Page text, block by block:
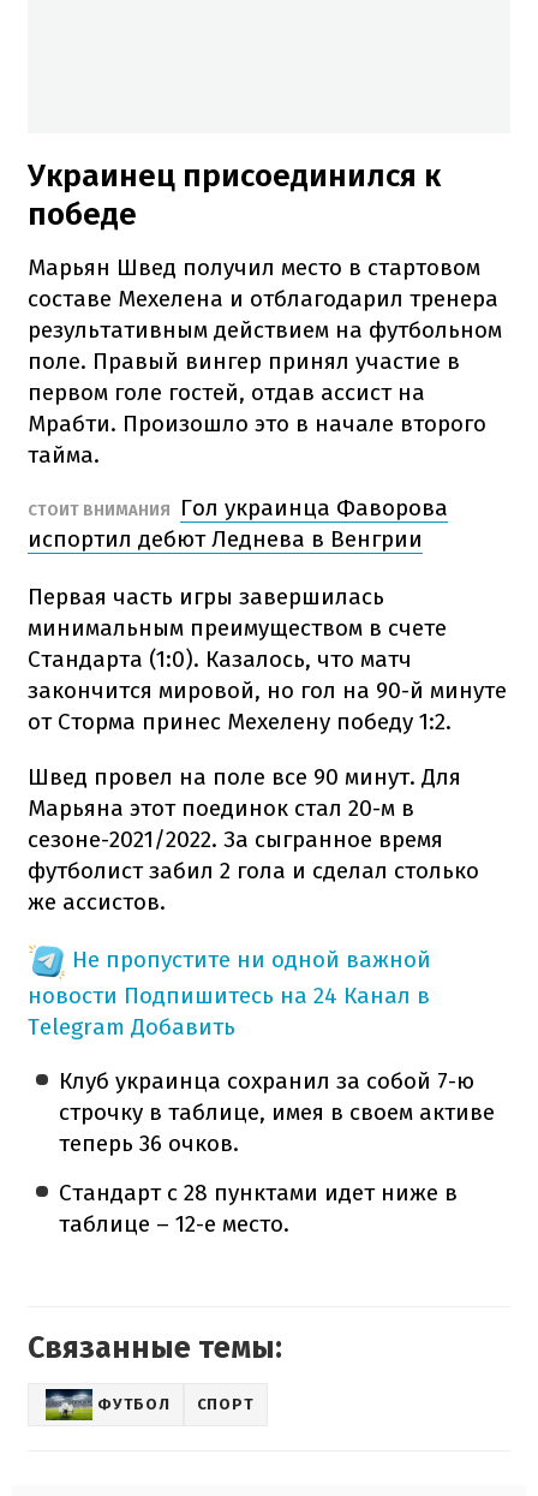
Украинец присоединился к
победе
Марьян Швед получил место в стартовом
составе Мехелена и отблагодарил тренера
результативным действием на футбольном
поле. Правый вингер принял участие в
первом голе гостей, отдав ассист на
Мрабти. Произошло это в начале второго
тайма.
СТОИТ ВНИМАНИЯ
Гол украинца Фаворова
испортил дебют Леднева в Венгрии
Первая часть игры завершилась
минимальным преимуществом в счете
Стандарта (1:0). Казалось, что матч
закончится мировой, но гол на 90-й минуте
от Сторма принес Мехелену победу 1:2.
Швед провел на поле все 90 минут. Для
Марьяна этот поединок стал 20-м в
сезоне-2021/2022. За сыгранное время
футболист забил 2 гола и сделал столько
же ассистов.
Не пропустите ни одной важной
новости Подпишитесь на 24 Канал в
Telegram Добавить
Клуб украинца сохранил за собой 7-ю
строчку в таблице, имея в своем активе
теперь 36 очков.
Стандарт с 28 пунктами идет ниже в
таблице – 12-е место.
Связанные темы:
ФУТБОЛ СПОРТ